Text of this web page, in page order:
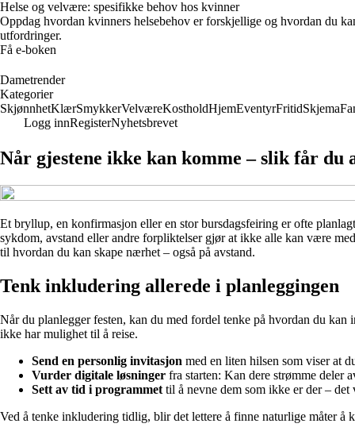
Helse og velvære: spesifikke behov hos kvinner
Oppdag hvordan kvinners helsebehov er forskjellige og hvordan du
utfordringer.
Få e-boken
Dametrender
Kategorier
SkjønnhetKlærSmykkerVelværeKostholdHjemEventyrFritidSkjema
Logg innRegisterNyhetsbrevet
Når gjestene ikke kan komme – slik får du
Et bryllup, en konfirmasjon eller en stor bursdagsfeiring er ofte
sykdom, avstand eller andre forpliktelser gjør at ikke alle kan være
til hvordan du kan skape nærhet – også på avstand.
Tenk inkludering allerede i planleggingen
Når du planlegger festen, kan du med fordel tenke på hvordan du
ikke har mulighet til å reise.
Send en personlig invitasjon med en liten hilsen som viser at
Vurder digitale løsninger fra starten: Kan dere strømme deler
Sett av tid i programmet til å nevne dem som ikke er der – det
Ved å tenke inkludering tidlig, blir det lettere å finne naturlige måter å